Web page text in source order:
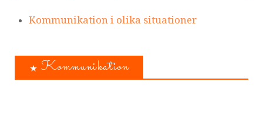
Kommunikation i olika situationer
Kommunikation